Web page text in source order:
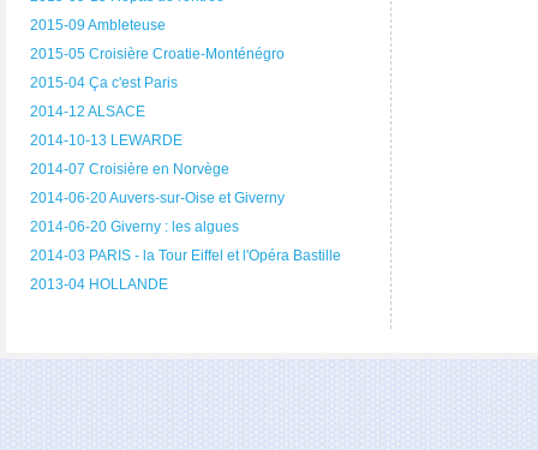
2015-09 Ambleteuse
2015-05 Croisière Croatie-Monténégro
2015-04 Ça c'est Paris
2014-12 ALSACE
2014-10-13 LEWARDE
2014-07 Croisière en Norvège
2014-06-20 Auvers-sur-Oise et Giverny
2014-06-20 Giverny : les algues
2014-03 PARIS - la Tour Eiffel et l'Opéra Bastille
2013-04 HOLLANDE